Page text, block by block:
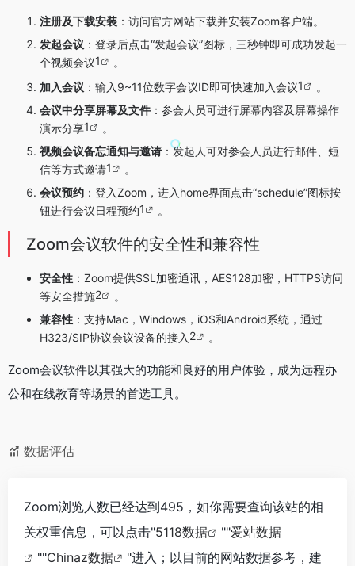
注册及下载安装 ：访问官方网站下载并安装Zoom客户端。
发起会议 ：登录后点击“发起会议”图标，三秒钟即可成功发起一
个视频会议1
。
加入会议 ：输入9~11位数字会议ID即可快速加入会议1
。
会议中分享屏幕及文件 ：参会人员可进行屏幕内容及屏幕操作
演示分享1
。
视频会议备忘通知与邀请：发起人可对参会人员进行邮件、短
信等方式邀请1
。
会议预约 ：登入Zoom，进入home界面点击“schedule”图标按
钮进行会议日程预约1 。
Zoom会议软件的安全性和兼容性
安全性 ：Zoom提供SSL加密通讯，AES128加密，HTTPS访问
等安全措施2
。
兼容性 ：支持Mac，Windows，iOS和Android系统，通过
H323/SIP协议会议设备的接入 2 。
Zoom会议软件以其强大的功能和良好的用户体验，成为远程办
公和在线教育等场景的首选工具。
数据评估
Zoom浏览人数已经达到495，如你需要查询该站的相
关权重信息，可以点击"5118数据 ""爱站数据
""Chinaz数据
"进入；以目前的网站数据参考，建